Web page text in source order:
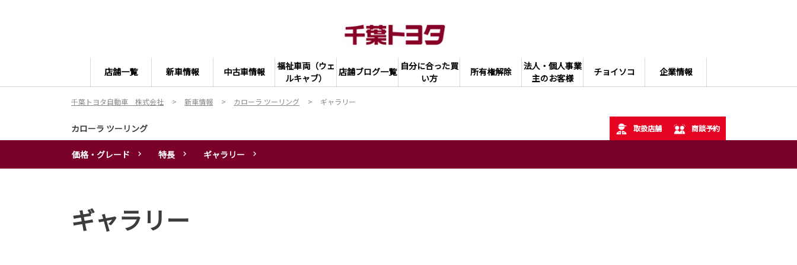
店舗一覧 新車情報 中古車情報
福祉車両（ウェ
ルキャブ）
店舗ブログ一覧 自分に合った買
い方
所有権解除
法人・個人事業
主のお客様
チョイソコ 企業情報
千葉トヨタ自動車 株式会社 新車情報 カローラ ツーリング ギャラリー
カローラ ツーリング 取扱店舗 商談予約
価格・グレード 特長 ギャラリー
ギャラリー